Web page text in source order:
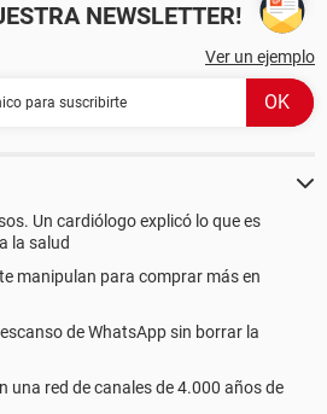
NEWSLETTER!
Ver un ejemplo
Un cardiólogo explicó lo que es
la salud
manipulan para comprar más en
de WhatsApp sin borrar la
una red de canales de 4.000 años de